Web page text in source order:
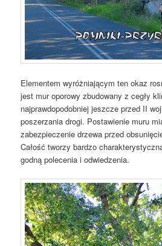
Elementem wyróżniającym ten okaz
jest mur oporowy zbudowany z cegły
najprawdopodobniej jeszcze przed II
poszerzania drogi. Postawienie muru
zabezpieczenie drzewa przed
Całość tworzy bardzo
godną polecenia i odwiedzenia.